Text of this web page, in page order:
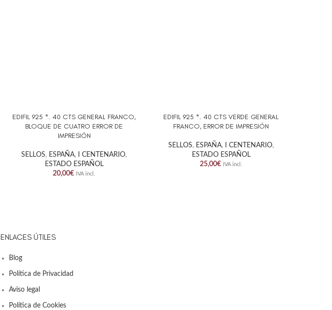
AÑADIR AL CARRITO
EDIFIL 925 *. 40 CTS GENERAL FRANCO,
BLOQUE DE CUATRO ERROR DE
IMPRESIÓN
SELLOS, ESPAÑA, I CENTENARIO,
ESTADO ESPAÑOL
20,00€ IVA incl.
AÑADIR AL CARRITO
EDIFIL 925 *. 40 CTS VERDE GENERAL
FRANCO, ERROR DE IMPRESIÓN
SELLOS, ESPAÑA, I CENTENARIO,
ESTADO ESPAÑOL
25,00€ IVA incl.
ENLACES ÚTILES
Blog
Política de Privacidad
Aviso legal
Política de Cookies